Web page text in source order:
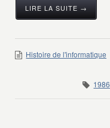
LIRE LA SUITE →
Histoire de l'informatique
1986